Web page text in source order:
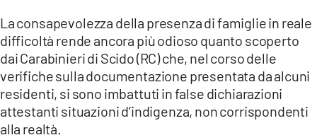
LACITYMAG.IT
ILREGGINO.IT
COSENZACHANNEL.IT
ILVIBONESE.IT
La consapevolezza della presenza di famiglie in reale
difficoltà rende ancora più odioso quanto scoperto
dai Carabinieri di Scido (RC) che, nel corso delle
verifiche sulla documentazione presentata da alcuni
residenti, si sono imbattuti in false dichiarazioni
attestanti situazioni d’indigenza, non corrispondenti
alla realtà.